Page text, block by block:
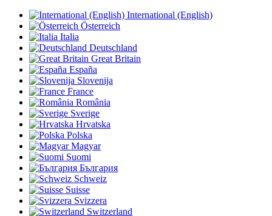
International (English)
Österreich
Italia
Deutschland
Great Britain
España
Slovenija
France
România
Sverige
Hrvatska
Polska
Magyar
Suomi
България
Schweiz
Suisse
Svizzera
Switzerland